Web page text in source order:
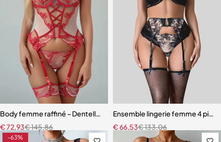
Body femme raffiné – Dentelle, découpes modernes et détails
€145,86
€72,93
Ensemble lingerie femme 4
€133,06
€66,53
-63%